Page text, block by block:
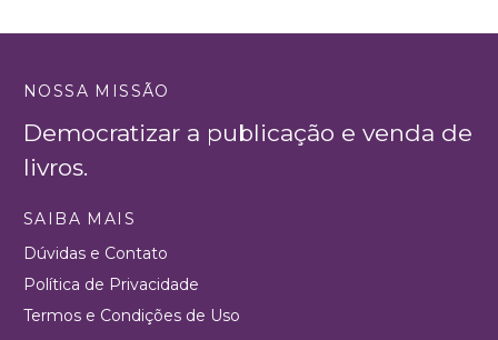
NOSSA MISSÃO
Democratizar a publicação e venda de
livros.
SAIBA MAIS
Dúvidas e Contato
Política de Privacidade
Termos e Condições de Uso